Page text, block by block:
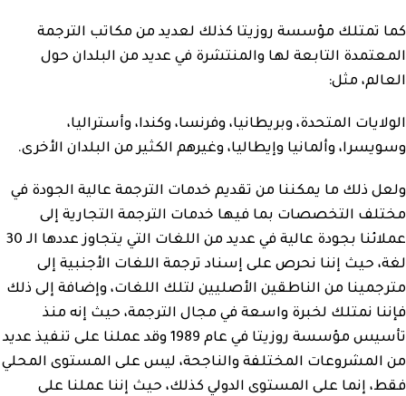
كما تمتلك مؤسسة روزيتا كذلك لعديد من مكاتب الترجمة
المعتمدة التابعة لها والمنتشرة في عديد من البلدان حول
العالم، مثل:
الولايات المتحدة، وبريطانيا، وفرنسا، وكندا، وأستراليا،
وسويسرا، وألمانيا وإيطاليا، وغيرهم الكثير من البلدان الأخرى.
ولعل ذلك ما يمكننا من تقديم خدمات الترجمة عالية الجودة في
مختلف التخصصات بما فيها خدمات الترجمة التجارية إلى
عملائنا بجودة عالية في عديد من اللغات التي يتجاوز عددها الـ 30
لغة، حيث إننا نحرص على إسناد ترجمة اللغات الأجنبية إلى
مترجمينا من الناطقين الأصليين لتلك اللغات، وإضافة إلى ذلك
فإننا نمتلك لخبرة واسعة في مجال الترجمة، حيث إنه منذ
تأسيس مؤسسة روزيتا في عام 1989 وقد عملنا على تنفيذ عديد
من المشروعات المختلفة والناجحة، ليس على المستوى المحلي
فقط، إنما على المستوى الدولي كذلك، حيث إننا عملنا على